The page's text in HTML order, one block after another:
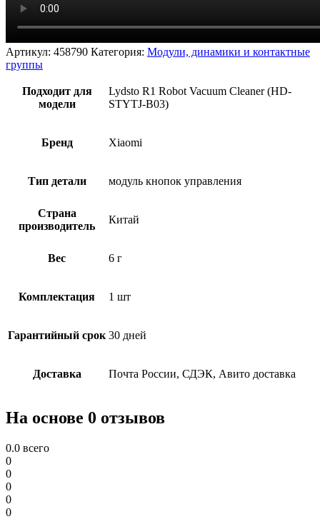
Артикул: 458790 Категория: Модули, динамики и контактные
группы
Подходит для
модели
Lydsto R1 Robot Vacuum Cleaner (HD-
STYTJ-B03)
Бренд Xiaomi
Тип детали модуль кнопок управления
Страна
производитель
Китай
Вес 6 г
Комплектация 1 шт
Гарантийный срок 30 дней
Доставка Почта России, СДЭК, Авито доставка
На основе 0 отзывов
0.0 всего
0
0
0
0
0